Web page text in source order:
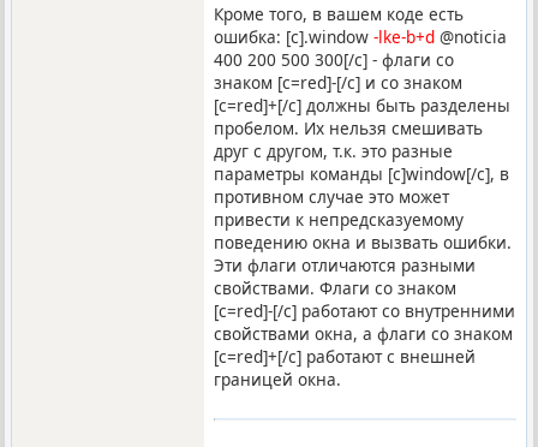
Кроме того, в вашем коде есть
ошибка: [c].window-lke-b+d @noticia
400 200 500 300[/c] - флаги со
знаком [c=red]-[/c] и со знаком
[c=red]+[/c] должны быть разделены
пробелом. Их нельзя смешивать
друг с другом, т.к. это разные
параметры команды [c]window[/c], в
противном случае это может
привести к непредсказуемому
поведению окна и вызвать ошибки.
Эти флаги отличаются разными
свойствами. Флаги со знаком
[c=red]-[/c] работают со внутренними
свойствами окна, а флаги со знаком
[c=red]+[/c] работают с внешней
границей окна.